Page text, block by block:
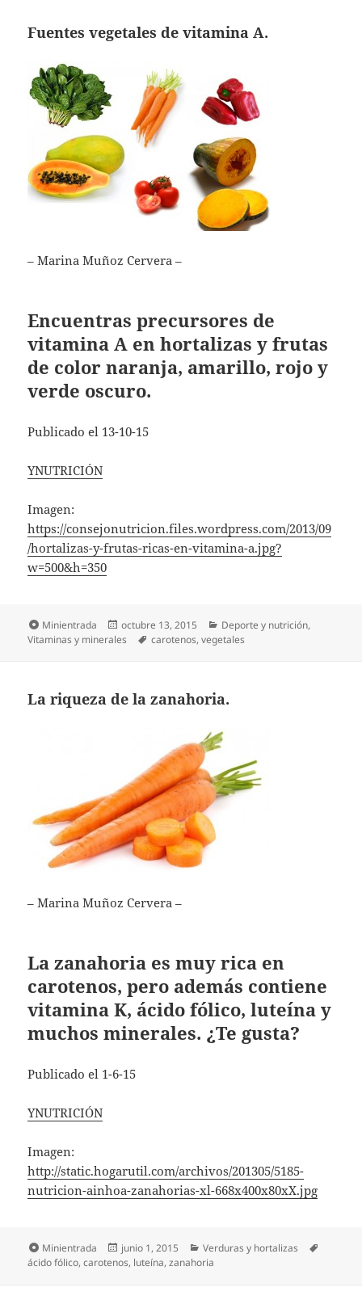
Fuentes vegetales de vitamina A.
– Marina Muñoz Cervera –
Encuentras precursores de
vitamina A en hortalizas y frutas
de color naranja, amarillo, rojo y
verde oscuro.
Publicado el 13-10-15
YNUTRICIÓN
Imagen:
https://consejonutricion.files.wordpress.com/2013/09
/hortalizas-y-frutas-ricas-en-vitamina-a.jpg?
w=500&h=350
Formato
Minientrada
Publicado
el
octubre 13, 2015 Categorías
Deporte y nutrición,
Vitaminas y minerales
Etiquetas
carotenos,vegetales
La riqueza de la zanahoria.
– Marina Muñoz Cervera –
La zanahoria es muy rica en
carotenos, pero además contiene
vitamina K, ácido fólico, luteína y
muchos minerales. ¿Te gusta?
Publicado el 1-6-15
YNUTRICIÓN
Imagen:
http://static.hogarutil.com/archivos/201305/5185-
nutricion-ainhoa-zanahorias-xl-668x400x80xX.jpg
Formato
Minientrada
Publicado
el
junio 1, 2015 Categorías
Verduras y hortalizas
ácido fólico,carotenos, luteína,zanahoria